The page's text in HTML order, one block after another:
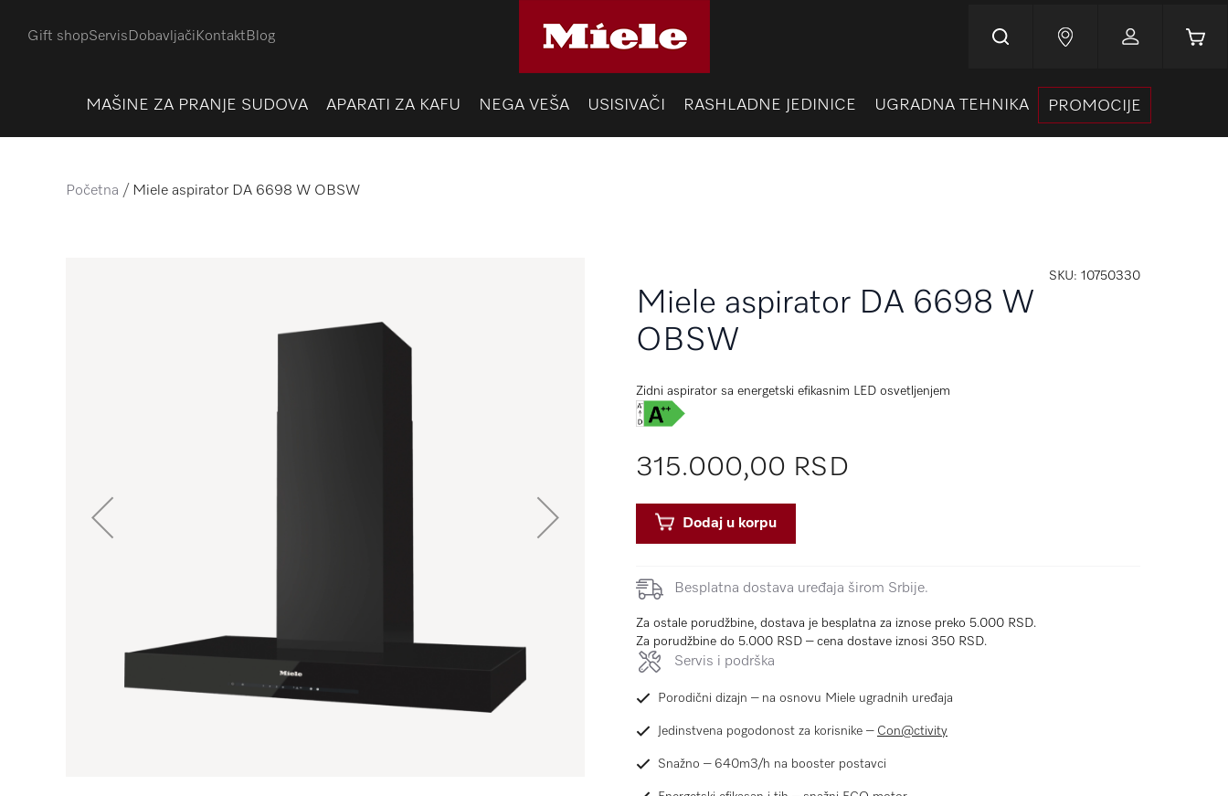
Gift shopServis Dobavljači Kontakt Blog
MAŠINE ZA PRANJE SUDOVA APARATI ZA KAFU NEGA VEŠA USISIVAČI RASHLADNE JEDINICE UGRADNA TEHNIKA PROMOCIJE
Početna Miele aspirator DA 6698 W OBSW
SKU 10750330
Miele aspirator DA 6698 W
OBSW
Zidni aspirator sa energetski efikasnim LED osvetljenjem
315.000,00 RSD
Dodaj u korpu
Besplatna dostava uređaja širom Srbije.
Za ostale porudžbine, dostava je besplatna za iznose preko 5.000 RSD.
Za porudžbine do 5.000 RSD – cena dostave iznosi 350 RSD.
Servis i podrška
Porodični dizajn – na osnovu Miele ugradnih uređaja
Jedinstvena pogodonost za korisnike – Con@ctivity
Snažno – 640m3/h na booster postavci